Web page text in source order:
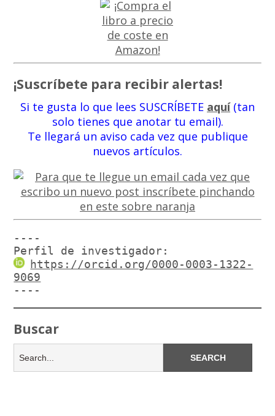
¡Suscríbete para recibir alertas!
Si te gusta lo que lees SUSCRÍBETE aquí(tan
solo tienes que anotar tu email).
Te llegará un aviso cada vez que publique
nuevos artículos.
----
Perfil de investigador:
https://orcid.org/0000-0003-1322-
9069
----
Buscar